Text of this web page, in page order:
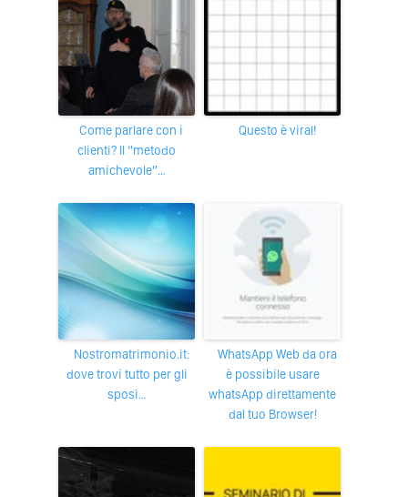
Come parlare con i
clienti? Il “metodo
amichevole”…
Questo è viral!
Nostromatrimonio.it:
dove trovi tutto per gli
sposi…
WhatsApp Web da ora
è possibile usare
whatsApp direttamente
dal tuo Browser!